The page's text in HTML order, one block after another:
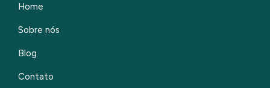
Home
Sobre nós
Blog
Contato